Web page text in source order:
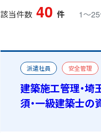
該当件数 40 件 1〜
派遣社員 安全管理
新築
一級建築施工管
建築施工管理・埼
須・一級建築士の